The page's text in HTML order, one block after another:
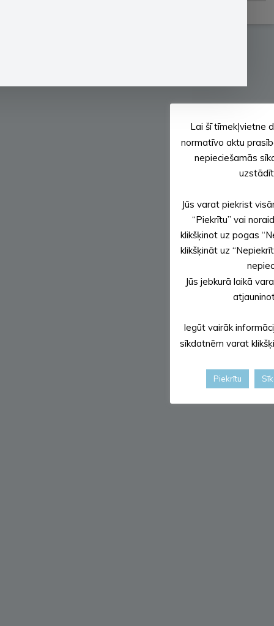
Lai šī tīmekļvietne
normatīvo aktu
nepieciešamās
Jūs varat piekrist
“Piekrītu” vai
klikšķinot uz pogas
klikšķināt uz
Jūs jebkurā laikā
Iegūt vairāk
sīkdatnēm varat
Piekrītu